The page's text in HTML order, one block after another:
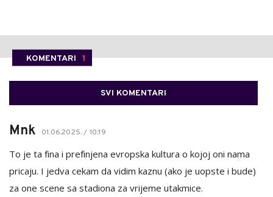
KOMENTARI 1
SVI KOMENTARI
Mnk 01.06.2025. / 10:19
To je ta fina i prefinjena evropska kultura o kojoj oni nama
pricaju. I jedva cekam da vidim kaznu (ako je uopste i bude)
za one scene sa stadiona za vrijeme utakmice.